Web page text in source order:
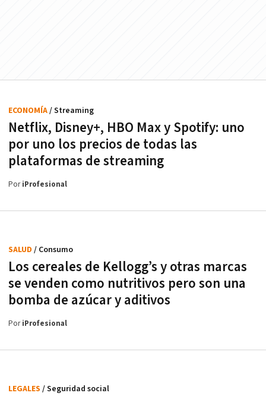
Netflix, Disney+, HBO Max y Spotify: uno
por uno los precios de todas las
plataformas de streaming
ECONOMÍA/ Streaming
PoriProfesional
Los cereales de Kellogg’s y otras marcas
se venden como nutritivos pero son una
bomba de azúcar y aditivos
SALUD / Consumo
PoriProfesional
LEGALES / Seguridad social